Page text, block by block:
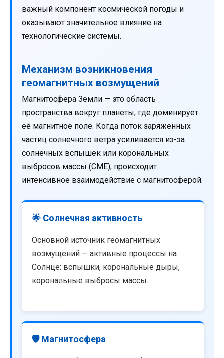
важный компонент космической погоды и
оказывают значительное влияние на
технологические системы.
Механизм возникновения
геомагнитных возмущений
Магнитосфера Земли — это область
пространства вокруг планеты, где доминирует
её магнитное поле. Когда поток заряженных
частиц солнечного ветра усиливается из-за
солнечных вспышек или корональных
выбросов массы (CME), происходит
интенсивное взаимодействие с магнитосферой.
🌟 Солнечная активность
Основной источник геомагнитных
возмущений — активные процессы на
Солнце: вспышки, корональные дыры,
корональные выбросы массы.
🛡️ Магнитосфера